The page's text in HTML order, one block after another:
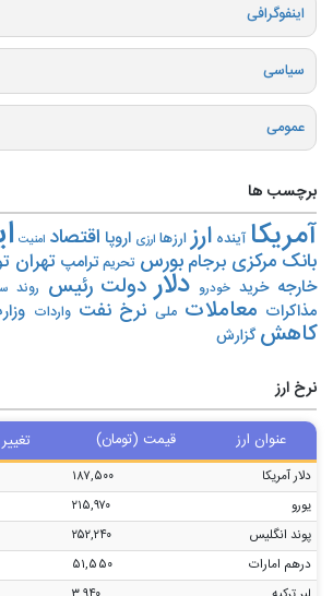
اینفوگرافی
سیاسی
عمومی
برچسب ها
آمریکا آینده ارز ارزها ارزی اروپا اقتصاد امنیت
بانک مرکزی برجام بورس تحریم‌ ترامپ تهران
خارجه خرید خودرو دلار دولت رئیس روند
مذاکرات معاملات ملی نرخ نفت واردات
کاهش گزارش
نرخ ارز
عنوان ارز قیمت (تومان) تغییر
دلار آمریکا ۱۸۷,۵۰۰
یورو
۲۱۵,۹۷۰
پوند انگلیس
۲۵۲,۲۴۰
درهم امارات
۵۱,۵۵۰